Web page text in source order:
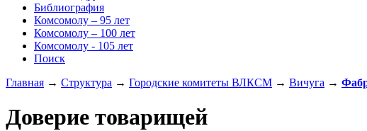
Библиография
Комсомолу – 95 лет
Комсомолу – 100 лет
Комсомолу - 105 лет
Поиск
Главная → Структура → Городские комитеты ВЛКСМ → Вичуга →
Доверие товарищей